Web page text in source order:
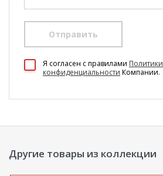
Отправить
Я согласен c правилами Политики
конфиденциальности Компании.
Другие товары из коллекции